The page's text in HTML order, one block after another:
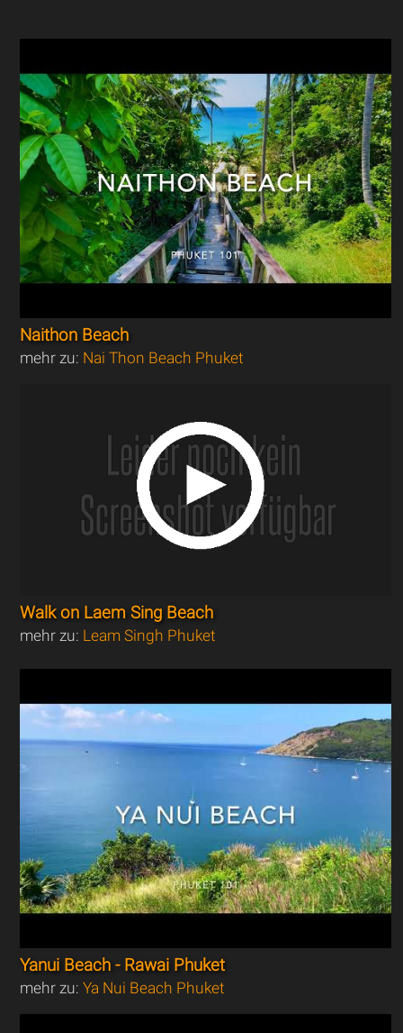
Naithon Beach
mehr zu: Nai Thon Beach Phuket
Walk on Laem Sing Beach
mehr zu: Leam Singh Phuket
Yanui Beach - Rawai Phuket
mehr zu:Ya Nui Beach Phuket